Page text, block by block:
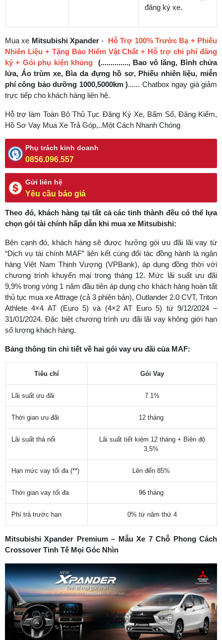
đăng ký xe.
Mua xe Mitsubishi Xpander - Hỗ Trợ 100% Trước Bạ + Phiếu
Nhiên Liệu + Tặng Bảo Hiểm Vật Chất + Hỗ trợ chi phí đăng
ký + Gói phụ kiện khủng
(.............., Bao vô lăng, Bình chửa
lửa, Áo trùm xe, Bìa da đựng hồ sơ, Phiếu nhiên liệu, miễn
phí công bảo dưỡng 1000,5000km)...... Chatbox ngay giá giảm
trực tiếp cho khách hàng liên hệ.
Hỗ trợ làm Toàn Bộ Thủ Tục Đăng Ký Xe, Bấm Số, Đăng Kiểm,
Hồ Sơ Vay Mua Xe Trả Góp,..Một Cách Nhanh Chóng
Phụ trách kinh doanh
0856.096.557
Gửi liên hệ
Yêu cầu báo giá
Theo đó, khách hàng tại tất cả các tỉnh thành đều có thể lựa
chọn gói tài chính hấp dẫn khi mua xe Mitsubishi:
Bên cạnh đó, khách hàng sẽ được hưởng gói ưu đãi lãi vay từ
“Dịch vụ tài chính MAF” liên kết cùng đối tác đồng hành là ngân
hàng Việt Nam Thịnh Vượng (VPBank), áp dụng đồng thời với
chương trình khuyến mại trong tháng 12. Mức lãi suất ưu đãi
9,9% trong vòng 1 năm đầu tiên áp dụng cho khách hàng hoàn tất
thủ tục mua xe Attrage (cả 3 phiên bản), Outlander 2.0 CVT, Triton
Athlete 4×4 AT (Euro 5) và (4×2 AT Euro 5) từ 9/12/2024 –
31/01/2024. Đặc biệt chương trình ưu đãi lãi vay không giới hạn
số lượng khách hàng.
Bảng thông tin chi tiết về hai gói vay ưu đãi của MAF:
Tiêu chí Gói Vay
Lãi suất ưu đãi 7.1%
Thời gian ưu đãi 12 tháng
Lãi suất thả nổi
Lãi suất tiết kiệm 12 tháng + Biên độ
3,5%
Hạn mức vay tối đa (**) Lên đến 85%
Thời gian vay tối đa 96 tháng
Phí trả trước hạn 0% từ năm thứ 4
Mitsubishi Xpander Premium – Mẫu Xe 7 Chỗ Phong Cách
Crossover Tinh Tế Mọi Góc Nhìn